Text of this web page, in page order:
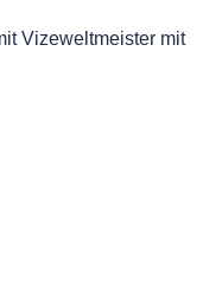
Vizeweltmeister mit